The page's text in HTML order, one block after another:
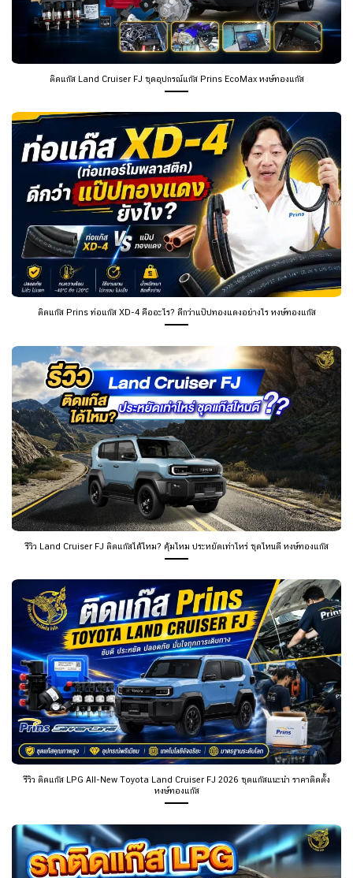
ติดแก๊ส Land Cruiser FJ ชุดอุปกรณ์แก๊ส Prins EcoMax หงษ์ทองแก๊ส
ติดแก๊ส Prins ท่อแก๊ส XD-4 คืออะไร? ดีกว่าแป๊ปทองแดงอย่างไร หงษ์ทองแก๊ส
รีวิว Land Cruiser FJ ติดแก๊สได้ไหม? คุ้มไหม ประหยัดเท่าไหร่ ชุดไหนดี หงษ์ทองแก๊ส
รีวิว ติดแก๊ส LPG All-New Toyota Land Cruiser FJ 2026 ชุดแก๊สแนะนำ ราคาติดตั้ง
หงษ์ทองแก๊ส